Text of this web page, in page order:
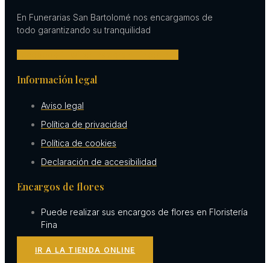
En Funerarias San Bartolomé nos encargamos de
todo garantizando su tranquilidad
Información legal
Aviso legal
Política de privacidad
Política de cookies
Declaración de accesibilidad
Encargos de flores
Puede realizar sus encargos de flores en Floristería
Fina
IR A LA TIENDA ONLINE